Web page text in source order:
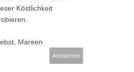
Köstlichkeit
Mareen
Antworten